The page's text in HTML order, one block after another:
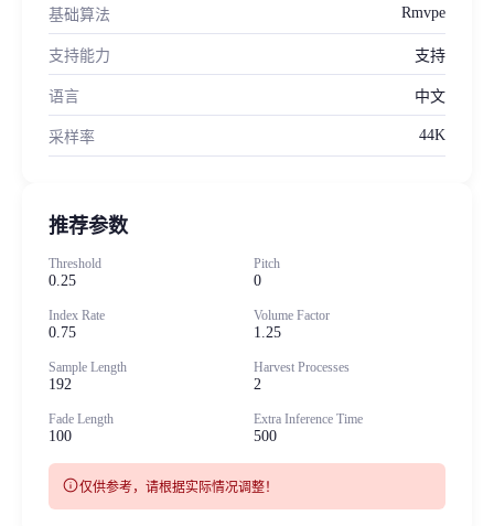
基础算法 Rmvpe
支持能力 支持
语言 中文
采样率 44K
推荐参数
Threshold
0.25
Pitch
0
Index Rate
0.75
Volume Factor
1.25
Sample Length
192
Harvest Processes
2
Fade Length
100
Extra Inference Time
500
info仅供参考，请根据实际情况调整！